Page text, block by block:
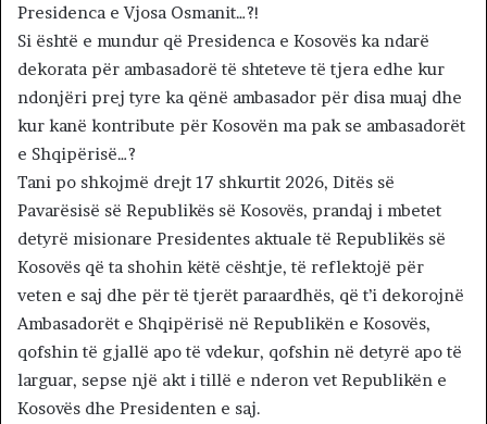
Presidenca e Vjosa Osmanit…?!
Si është e mundur që Presidenca e Kosovës ka ndarë
dekorata për ambasadorë të shteteve të tjera edhe kur
ndonjëri prej tyre ka qënë ambasador për disa muaj dhe
kur kanë kontribute për Kosovën ma pak se ambasadorët
e Shqipërisë…?
Tani po shkojmë drejt 17 shkurtit 2026, Ditës së
Pavarësisë së Republikës së Kosovës, prandaj i mbetet
detyrë misionare Presidentes aktuale të Republikës së
Kosovës që ta shohin këtë cështje, të reflektojë për
veten e saj dhe për të tjerët paraardhës, që t’i dekorojnë
Ambasadorët e Shqipërisë në Republikën e Kosovës,
qofshin të gjallë apo të vdekur, qofshin në detyrë apo të
larguar, sepse një akt i tillë e nderon vet Republikën e
Kosovës dhe Presidenten e saj.